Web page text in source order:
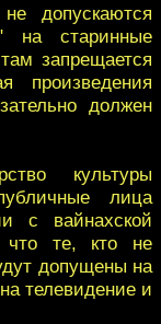
допускаются
на старинные
запрещается
произведения
должен
культуры
лица
с вайнахской
что те, кто не
допущены на
телевидение и